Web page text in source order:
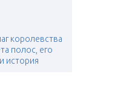
королевства
полос, его
история